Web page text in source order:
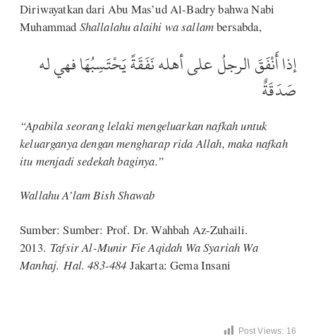
Diriwayatkan dari Abu Mas’ud Al-Badry bahwa Nabi
Muhammad Shallalahu alaihi wa sallambersabda,
إذا أَنْفَقَ الرجلُ على أهله نَفَقَةً يَحْتَسِبُهَا فهي له
صَدَقَةٌ
“Apabila seorang lelaki mengeluarkan nafkah untuk
keluarganya dengan mengharap rida Allah, maka nafkah
itu menjadi sedekah baginya.”
Wallahu A’lam Bish Shawab
Sumber: Sumber: Prof. Dr. Wahbah Az-Zuhaili.
2013. Tafsir Al-Munir Fie Aqidah Wa Syariah Wa
Manhaj. Hal. 483-484 Jakarta: Gema Insani
Post Views: 16